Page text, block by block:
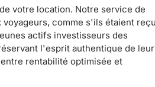
votre location. Notre service de
comme s'ils étaient
actifs investisseurs des
l'esprit authentique de
rentabilité optimisée et